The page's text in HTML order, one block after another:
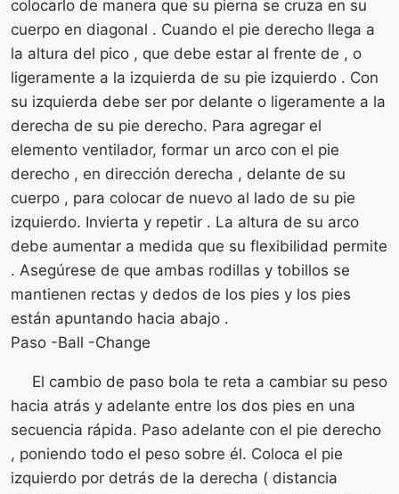
colocarlo de manera que su pierna se cruza en su
cuerpo en diagonal . Cuando el pie derecho llega a
la altura del pico , que debe estar al frente de , o
ligeramente a la izquierda de su pie izquierdo . Con
su izquierda debe ser por delante o ligeramente a la
derecha de su pie derecho. Para agregar el
elemento ventilador, formar un arco con el pie
derecho , en dirección derecha , delante de su
cuerpo , para colocar de nuevo al lado de su pie
izquierdo. Invierta y repetir . La altura de su arco
debe aumentar a medida que su flexibilidad permite
. Asegúrese de que ambas rodillas y tobillos se
mantienen rectas y dedos de los pies y los pies
están apuntando hacia abajo .
Paso -Ball -Change
El cambio de paso bola te reta a cambiar su peso
hacia atrás y adelante entre los dos pies en una
secuencia rápida. Paso adelante con el pie derecho
, poniendo todo el peso sobre él. Coloca el pie
izquierdo por detrás de la derecha ( distancia